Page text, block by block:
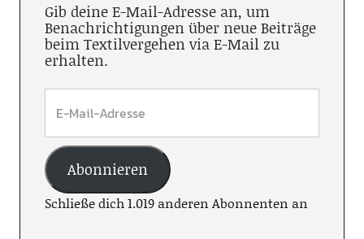
Gib deine E-Mail-Adresse an, um
Benachrichtigungen über neue Beiträge
beim Textilvergehen via E-Mail zu
erhalten.
Abonnieren
Schließe dich 1.019 anderen Abonnenten an